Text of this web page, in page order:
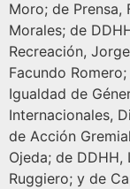
Moro; de Prensa,
Morales; de
Recreación,
Facundo
Igualdad de
Internacionales,
de Acción
Ojeda; de DDHH,
Ruggiero; y de